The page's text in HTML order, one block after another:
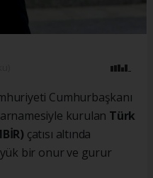
Cumhurbaşkanı
kurulan Türk
çatısı altında
bir onur ve gurur